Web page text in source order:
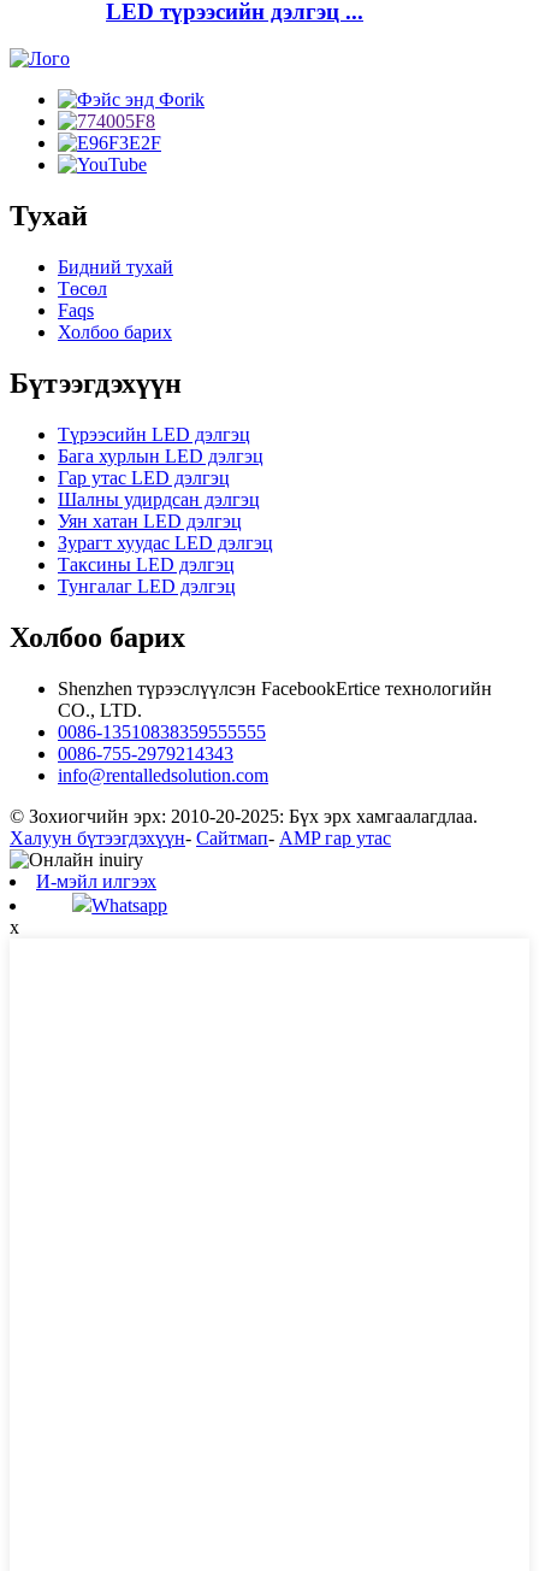
LED түрээсийн дэлгэц ...
Тухай
Бидний тухай
Төсөл
Faqs
Холбоо барих
Бүтээгдэхүүн
Түрээсийн LED дэлгэц
Бага хурлын LED дэлгэц
Гар утас LED дэлгэц
Шалны удирдсан дэлгэц
Уян хатан LED дэлгэц
Зурагт хуудас LED дэлгэц
Таксины LED дэлгэц
Тунгалаг LED дэлгэц
Холбоо барих
Shenzhen түрээслүүлсэн FacebookErtice технологийн
CO., LTD.
0086-13510838359555555
0086-755-2979214343
info@rentalledsolution.com
© Зохиогчийн эрх: 2010-20-2025: Бүх эрх хамгаалагдлаа.
Халуун бүтээгдэхүүн- Сайтмап- AMP гар утас
И-мэйл илгээх
Whatsapp
x